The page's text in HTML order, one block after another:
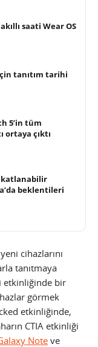
saati Wear OS
tanıtım tarihi
5’in tüm
ortaya çıktı
katlanabilir
beklentileri
cihazlarını
tanıtmaya
etkinliğinde bir
görmek
etkinliğinde,
CTIA etkinliği
Note ve